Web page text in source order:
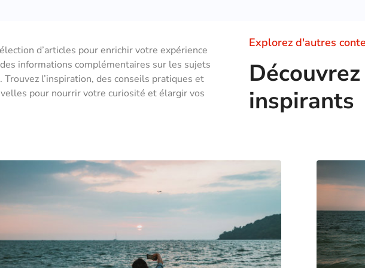
d’articles pour enrichir votre expérience
informations complémentaires sur les sujets
Trouvez l’inspiration, des conseils pratiques et
pour nourrir votre curiosité et élargir vos
inspirants
Explorez d'autres